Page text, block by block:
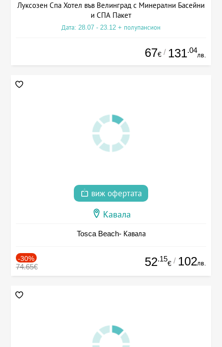
Луксозен Спа Хотел във Велинград с Минерални Басейни
и СПА Пакет
Дата: 28.07 - 23.12 + полупансион
67€ / 131.04
лв.
виж офертата
Кавала
Tosca Beach- Кавала
-30%
74.65€ 52.15
€ / 102лв.